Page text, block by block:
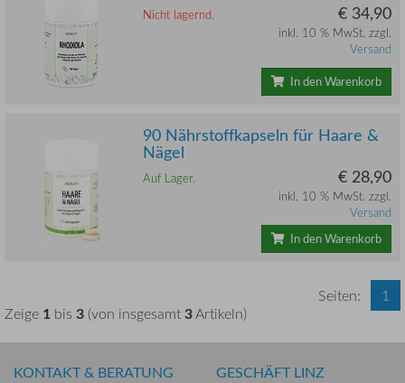
Nicht lagernd. € 34,90
inkl. 10 % MwSt. zzgl.
Versand
In den Warenkorb
90 Nährstoffkapseln für Haare &
Nägel
Auf Lager. € 28,90
inkl. 10 % MwSt. zzgl.
Versand
In den Warenkorb
Zeige 1 bis 3 (von insgesamt3Artikeln)
Seiten: 1
KONTAKT & BERATUNG GESCHÄFT LINZ